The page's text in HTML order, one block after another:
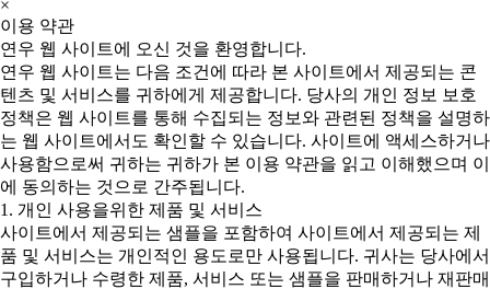
×
이용 약관
연우 웹 사이트에 오신 것을 환영합니다.
연우 웹 사이트는 다음 조건에 따라 본 사이트에서 제공되는 콘
텐츠 및 서비스를 귀하에게 제공합니다. 당사의 개인 정보 보호
정책은 웹 사이트를 통해 수집되는 정보와 관련된 정책을 설명하
는 웹 사이트에서도 확인할 수 있습니다. 사이트에 액세스하거나
사용함으로써 귀하는 귀하가 본 이용 약관을 읽고 이해했으며 이
에 동의하는 것으로 간주됩니다.
1. 개인 사용을위한 제품 및 서비스
사이트에서 제공되는 샘플을 포함하여 사이트에서 제공되는 제
품 및 서비스는 개인적인 용도로만 사용됩니다. 귀사는 당사에서
구입하거나 수령한 제품, 서비스 또는 샘플을 판매하거나 재판매